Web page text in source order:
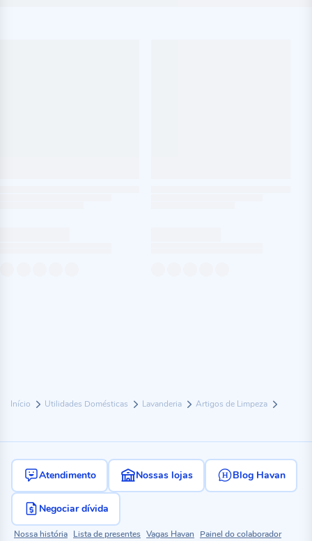
Início Utilidades Domésticas Lavanderia Artigos de Limpeza
Atendimento Nossas lojas Blog Havan
Negociar dívida
Nossa história Lista de presentes Vagas Havan Painel do colaborador